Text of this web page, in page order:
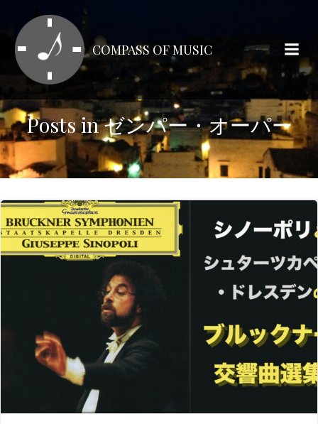
テ
ン
ツ
ス
キ
ッ
プ
COMPASS OF MUSIC
Posts in ゼンパー・オーパー